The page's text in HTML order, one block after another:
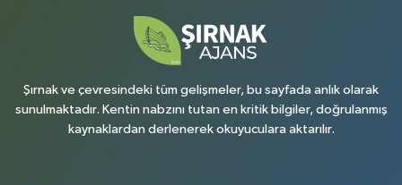
Şırnak ve çevresindeki tüm gelişmeler, bu sayfada anlık olarak
sunulmaktadır. Kentin nabzını tutan en kritik bilgiler, doğrulanmış
kaynaklardan derlenerek okuyuculara aktarılır.